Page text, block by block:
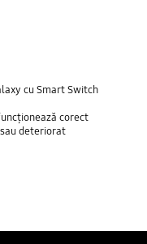
cu Smart Switch
corect
deteriorat